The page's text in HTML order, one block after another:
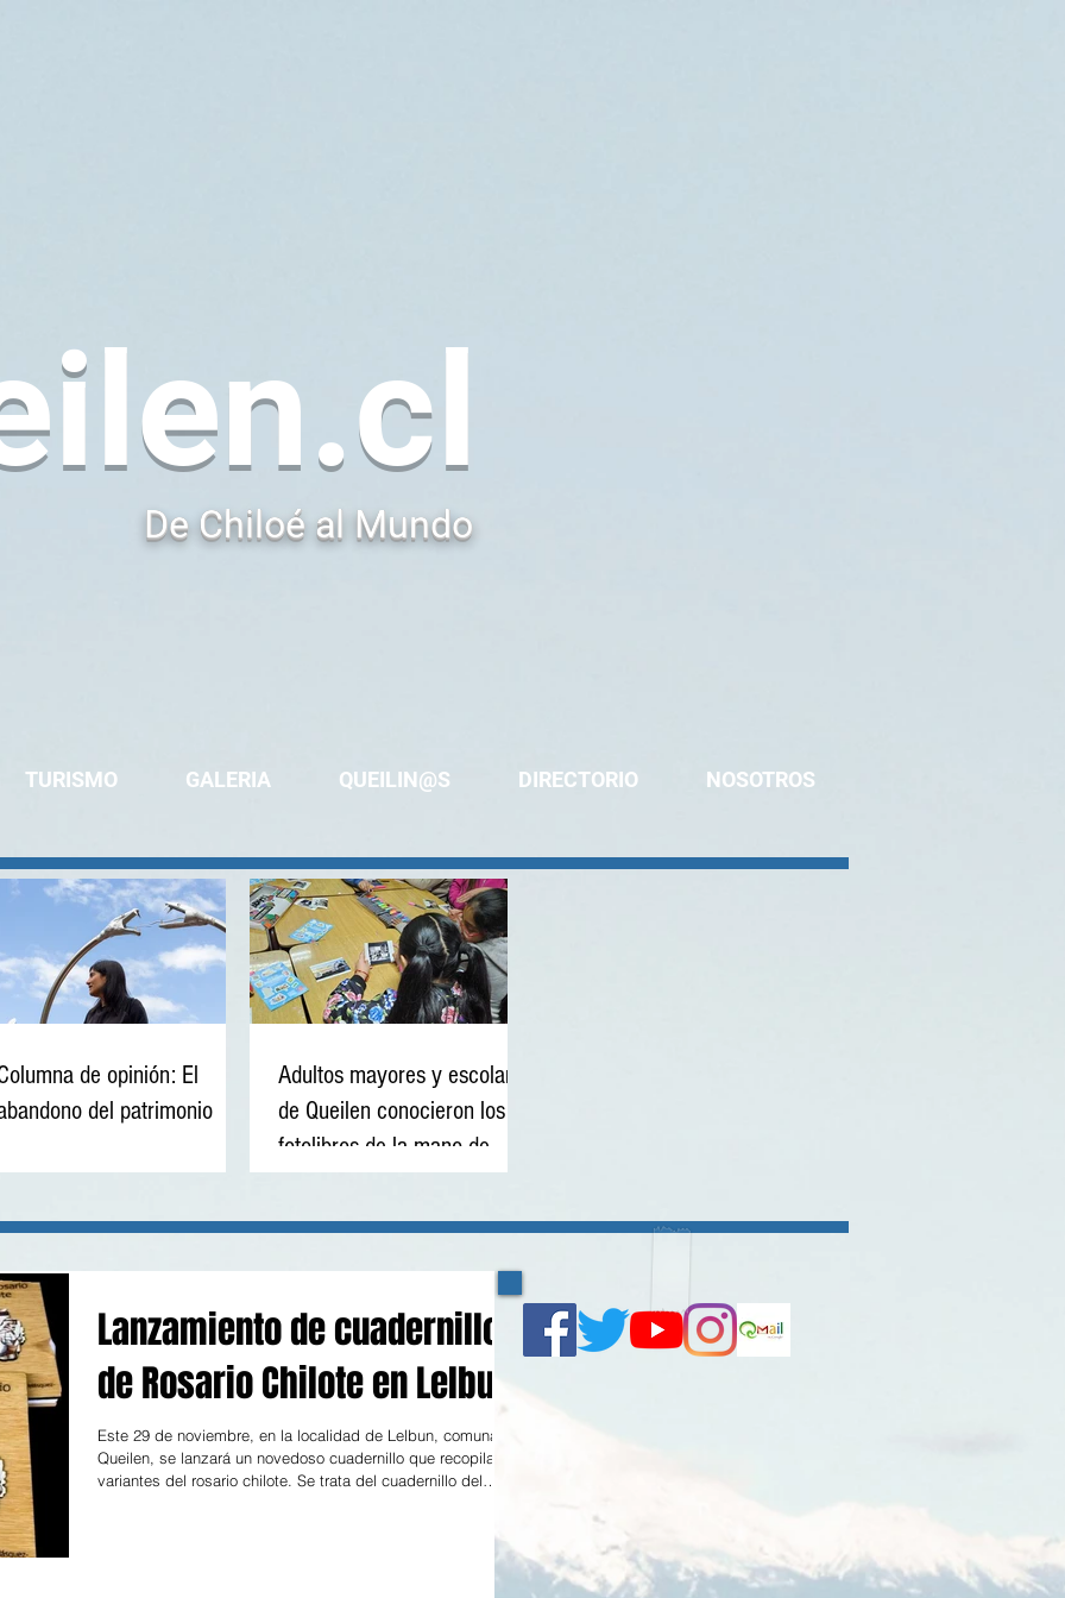
De Chiloé al Mundo
TURISMO GALERIA QUEILIN@S DIRECTORIO NOSOTROS
de opinión: El
del patrimonio
Adultos mayores y escolares
de Queilen conocieron los
fotolibros de la mano de
Tatiana Sardá
Lanzamiento de cuadernillo
de Rosario Chilote en Lelbun
Este 29 de noviembre, en la localidad de Lelbun, comuna de
Queilen, se lanzará un novedoso cuadernillo que recopila 3
variantes del rosario chilote. Se trata del cuadernillo del